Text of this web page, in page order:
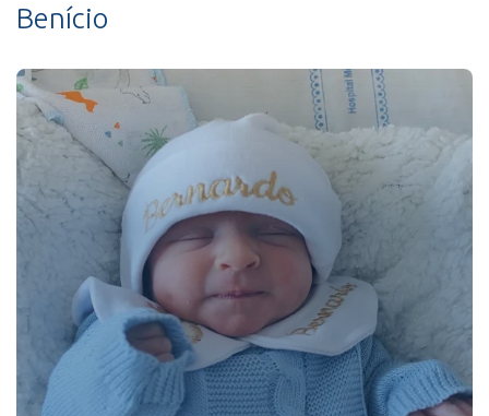
Benício